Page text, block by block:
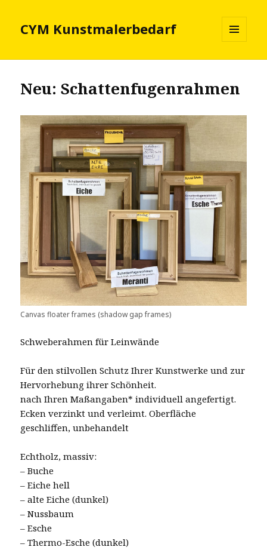
CYM Kunstmalerbedarf
UND
Neu: Schattenfugenrahmen
Canvas floater frames (shadow gap frames)
Schweberahmen für Leinwände
Für den stilvollen Schutz Ihrer Kunstwerke und zur
Hervorhebung ihrer Schönheit.
nach Ihren Maßangaben* individuell angefertigt.
Ecken verzinkt und verleimt. Oberfläche
geschliffen, unbehandelt
Echtholz, massiv:
– Buche
– Eiche hell
– alte Eiche (dunkel)
– Nussbaum
– Esche
– Thermo-Esche (dunkel)